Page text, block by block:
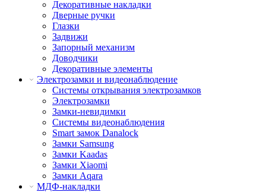
Декоративные накладки
Дверные ручки
Глазки
Задвижи
Запорный механизм
Доводчики
Декоративные элементы
Электрозамки и видеонаблюдение
Системы открывания электрозамков
Электрозамки
Замки-невидимки
Системы видеонаблюдения
Smart замок Danalock
Замки Samsung
Замки Kaadas
Замки Xiaomi
Замки Aqara
МДФ-накладки